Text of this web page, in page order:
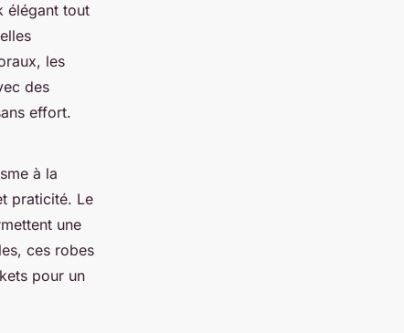
élégant tout
les
des
effort.
à la
praticité. Le
une
ces robes
pour un